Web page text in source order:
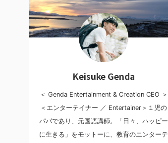
Keisuke Genda
＜ Genda Entertainment & Creation CEO ＞
＜エンターテイナー ／ Entertainer＞１児の
パパであり、元国語講師。「日々、ハッピー
に生きる」をモットーに、教育のエンターテ